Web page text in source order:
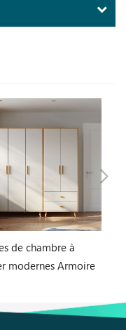
de chambre à
modernes Armoire